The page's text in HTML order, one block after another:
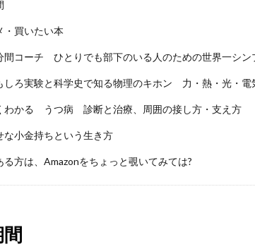
・買いたい本
間コーチ ひとりでも部下のいる人のための世界一シン
しろ実験と科学史で知る物理のキホン 力・熱・光・電
わかる うつ病 診断と治療、周囲の接し方・支え方
な小金持ちという生き方
る方は、Amazonをちょっと覗いてみては?